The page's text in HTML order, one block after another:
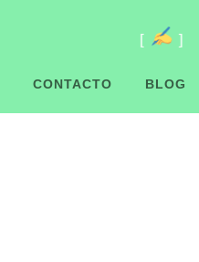
CONTACTO BLOG
[ ]